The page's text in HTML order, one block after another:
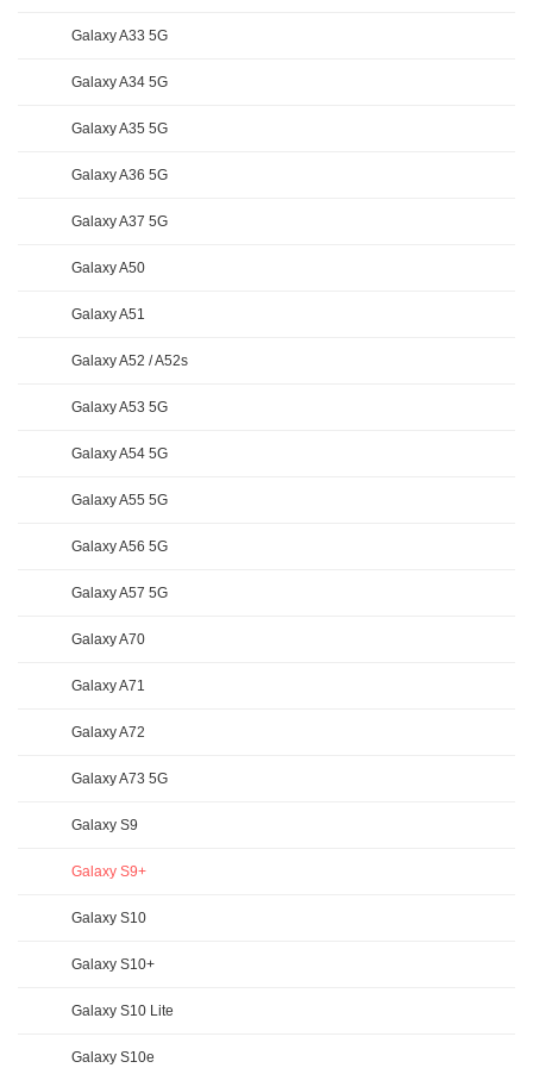
Galaxy A33 5G
Galaxy A34 5G
Galaxy A35 5G
Galaxy A36 5G
Galaxy A37 5G
Galaxy A50
Galaxy A51
Galaxy A52 / A52s
Galaxy A53 5G
Galaxy A54 5G
Galaxy A55 5G
Galaxy A56 5G
Galaxy A57 5G
Galaxy A70
Galaxy A71
Galaxy A72
Galaxy A73 5G
Galaxy S9
Galaxy S9+
Galaxy S10
Galaxy S10+
Galaxy S10 Lite
Galaxy S10e